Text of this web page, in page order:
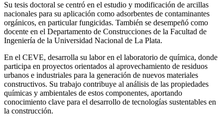
Su tesis doctoral se centró en el estudio y modificación de arcillas
nacionales para su aplicación como adsorbentes de contaminantes
orgánicos, en particular fungicidas. También se desempeñó como
docente en el Departamento de Construcciones de la Facultad de
Ingeniería de la Universidad Nacional de La Plata.
En el CEVE, desarrolla su labor en el laboratorio de química, donde
participa en proyectos orientados al aprovechamiento de residuos
urbanos e industriales para la generación de nuevos materiales
constructivos. Su trabajo contribuye al análisis de las propiedades
químicas y ambientales de estos componentes, aportando
conocimiento clave para el desarrollo de tecnologías sustentables en
la construcción.